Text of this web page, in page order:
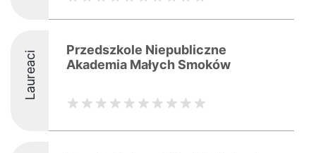
Laureaci
Przedszkole Niepubliczne
Akademia Małych Smoków